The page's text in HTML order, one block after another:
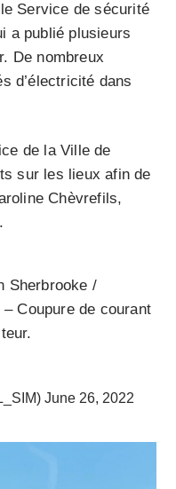
Service de sécurité
a publié plusieurs
De nombreux
d’électricité dans
de la Ville de
sur les lieux afin de
Chèvrefils,
Sherbrooke /
Coupure de courant
June 26, 2022